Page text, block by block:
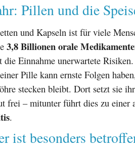
Pillen und die
und Kapseln ist für viele
3,8 Billionen orale
Einnahme unerwartete
Pille kann ernste Folgen
stecken bleibt. Dort setzt sie
frei – mitunter führt dies zu einer
.
ist besonders